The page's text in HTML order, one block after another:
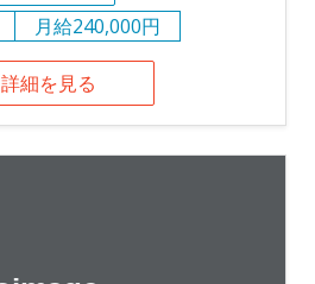
月給240,000円
詳細を見る